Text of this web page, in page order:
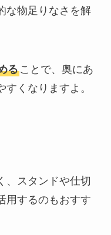
な物足りなさを解
ることで、奥にあ
くなりますよ。
、スタンドや仕切
用するのもおすす